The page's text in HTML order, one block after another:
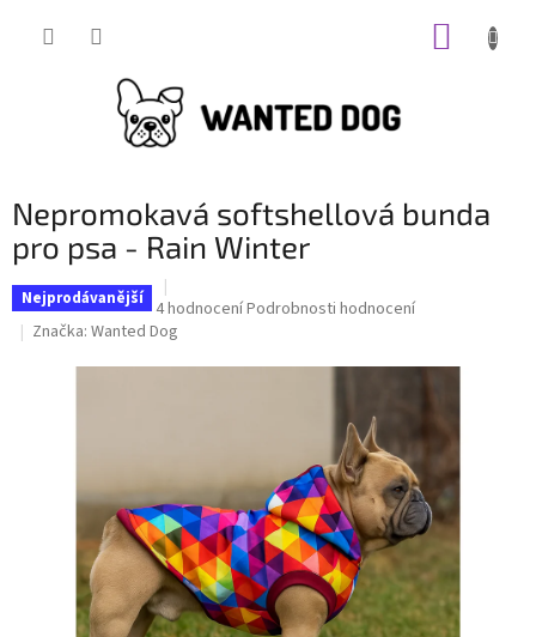
Nepromokavá softshellová bunda
pro psa - Rain Winter
Nejprodávanější
Průměrné
hodnocení
4 hodnoceníPodrobnosti hodnocení
Značka: Wanted Dog